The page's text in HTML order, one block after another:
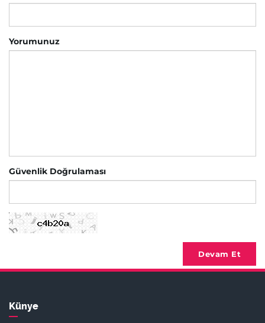
Yorumunuz
Güvenlik Doğrulaması
Devam Et
Künye